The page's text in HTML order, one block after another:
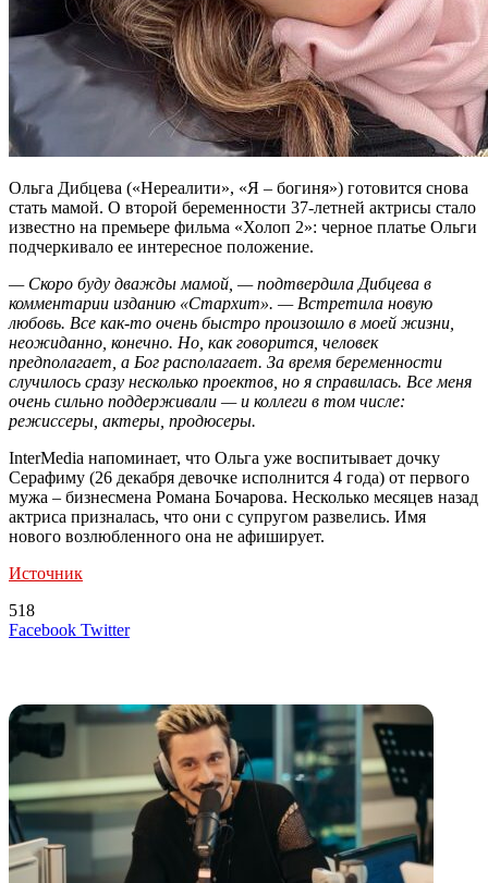
Ольга Дибцева («Нереалити», «Я – богиня») готовится снова
стать мамой. О второй беременности 37-летней актрисы стало
известно на премьере фильма «Холоп 2»: черное платье Ольги
подчеркивало ее интересное положение.
— Скоро буду дважды мамой, — подтвердила Дибцева в
комментарии изданию «Стархит». — Встретила новую
любовь. Все как-то очень быстро произошло в моей жизни,
неожиданно, конечно. Но, как говорится, человек
предполагает, а Бог располагает. За время беременности
случилось сразу несколько проектов, но я справилась. Все меня
очень сильно поддерживали — и коллеги в том числе:
режиссеры, актеры, продюсеры.
InterMedia напоминает, что Ольга уже воспитывает дочку
Серафиму (26 декабря девочке исполнится 4 года) от первого
мужа – бизнесмена Романа Бочарова. Несколько месяцев назад
актриса призналась, что они с супругом развелись. Имя
нового возлюбленного она не афиширует.
Источник
518
Facebook TwitterLinkedIn
Tumblr
Reddit
Вконтакте
Одноклассники
Skype
Messenger
Messenger
WhatsApp
Telegram
Viber
Line
Поделиться
Печатать